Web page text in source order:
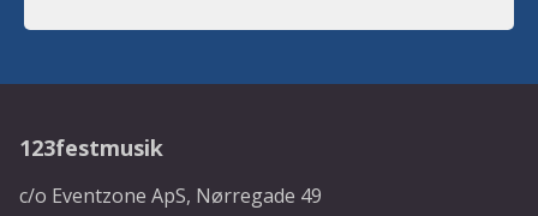
123festmusik
c/o Eventzone ApS, Nørregade 49